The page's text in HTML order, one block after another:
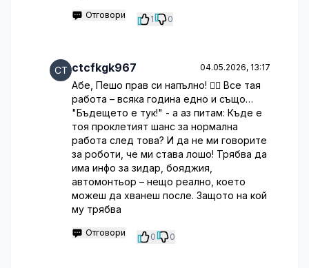
Отговори 1 0
ctcfkgk967 04.05.2026, 13:17
Абе, Пешо прав си напълно! 🤦‍♂️ Все тая
работа – всяка година едно и също…
"Бъдещето е тук!" - а аз питам: Къде е
тоя проклетият шанс за нормална
работа след това? И да не ми говорите
за роботи, че ми става лошо! Трябва да
има инфо за зидар, бояджия,
автомонтьор – нещо реално, което
можеш да хванеш после. Защото на кой
му трябва
Отговори 0 0